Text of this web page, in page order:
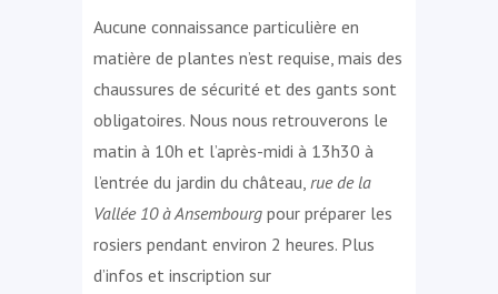
Aucune connaissance particulière en
matière de plantes n’est requise, mais des
chaussures de sécurité et des gants sont
obligatoires. Nous nous retrouverons le
matin à 10h et l’après-midi à 13h30 à
l’entrée du jardin du château, rue de la
Vallée 10 à Ansembourg pour préparer les
rosiers pendant environ 2 heures. Plus
d’infos et inscription sur